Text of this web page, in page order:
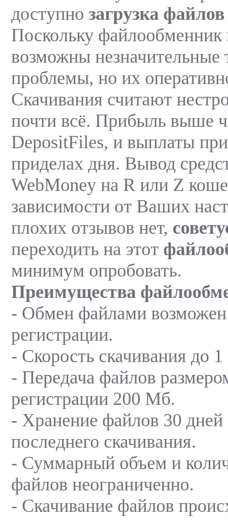
доступно загрузка
Поскольку
возможны незначительные
проблемы, но их
Скачивания считают
почти всё. Прибыль выше
DepositFiles, и выплаты
приделах дня. Вывод
WebMoney на R или Z
зависимости от Ваших
плохих отзывов нет,
переходить на этот
минимум опробовать.
Преимущества
- Обмен файлами возможен
регистрации.
- Скорость скачивания до
- Передача файлов
регистрации 200 Мб.
- Хранение файлов 30
последнего скачивания.
- Суммарный объем и
файлов неограниченно.
- Скачивание файлов